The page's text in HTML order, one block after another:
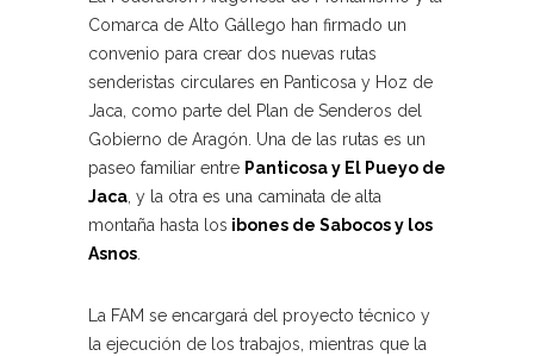
Comarca de Alto Gállego han firmado un
convenio para crear dos nuevas rutas
senderistas circulares en Panticosa y Hoz de
Jaca, como parte del Plan de Senderos del
Gobierno de Aragón. Una de las rutas es un
paseo familiar entre Panticosa y El Pueyo de
Jaca, y la otra es una caminata de alta
montaña hasta los ibones de Sabocos y los
Asnos.
La FAM se encargará del proyecto técnico y
la ejecución de los trabajos, mientras que la